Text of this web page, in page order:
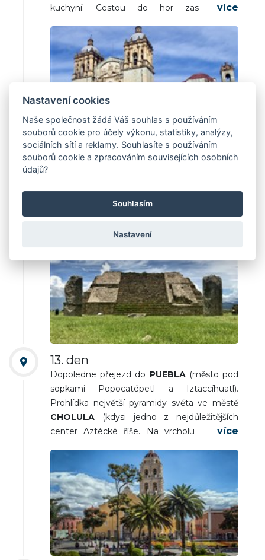
kuchyní. Cestou do hor zastávky u
džunglí porostlé hory). Ubytování, nocleh.
12. den
Dopoledne prohlídkaMONTE ALBÁN
zapotecké kultury rozkládající se na vrcholu
uměle zarovnané hory. Rituální město na
rozsáhlé ploše obklopené chrámy), pak
prohlídka palírny mexické pálenky mezcal s
archeologického nalezištěMITLA(hlavní
náboženské centrum zapotecké kultury,
jedinečně propracované vzory, které pokrývají
hrobky). OdpoledneHIERVE DEL AGUA
(travertinové kaskády, které vytvářejí
neskutečné přírodní scenérie uprostřed hor).
Odjezd na ubytování, nocleh.
13. den
Dopoledne přejezd do PUEBLA(město pod
sopkami Popocatépetl a Iztaccíhuatl).
Prohlídka největší pyramidy světa ve městě
CHOLULA (kdysi jedno z nejdůležitějších
center Aztécké říše. Na vrcholu pyramidy
na důkaz své převahy. V tunelu pyramidy jsou
patrné jednotlivé vrstvy, ze kterých se
monumentální stavba skládá). Pokračování
cesty na ubytování, nocleh.
Nastavení cookies
Naše společnost žádá Váš souhlas s používáním
souborů cookie pro účely výkonu, statistiky, analýzy,
sociálních sítí a reklamy. Souhlasíte s používáním
souborů cookie a zpracováním souvisejících osobních
údajů?
Souhlasím
Nastavení